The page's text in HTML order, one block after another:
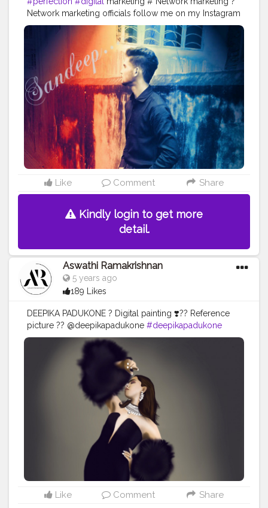
Network marketing officials follow me on my Instagram
sandeepbiswas66 if u want to earn money .???
Like Comment Share
Kindly login to get more
detail.
Aswathi Ramakrishnan
5 years ago
189 Likes
DEEPIKA PADUKONE ? Digital painting ❣️?? Reference
picture ?? @deepikapadukone #deepikapadukone
#digital#painting#digital#digitalart#fanartfriday#creato
#creatorshala
Like Comment Share